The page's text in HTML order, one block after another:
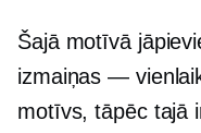
Šajā motīvā
izmaiņas —
motīvs, tāpēc tajā